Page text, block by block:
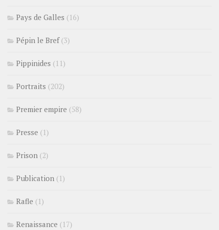
Pays de Galles (16)
Pépin le Bref(3)
Pippinides (11)
Portraits (202)
Premier empire (58)
Presse (1)
Prison (2)
Publication (1)
Rafle (1)
Renaissance (17)